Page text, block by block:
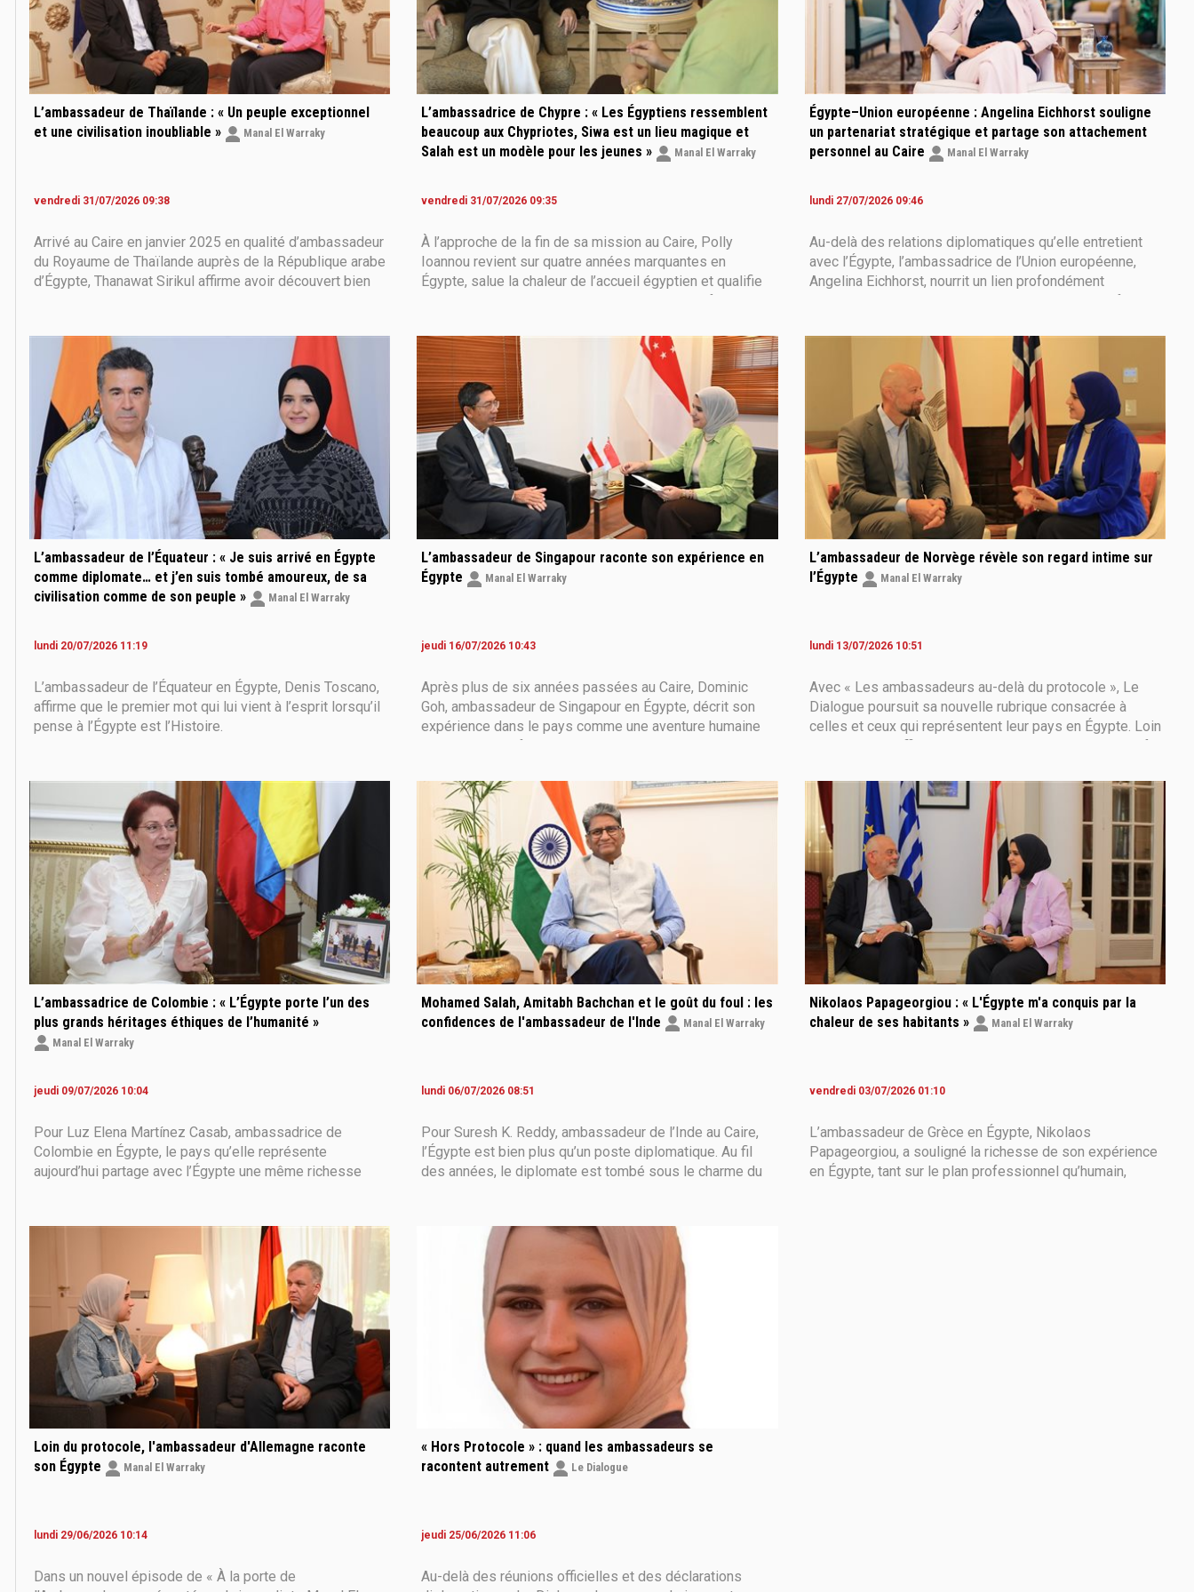
L’ambassadeur de Thaïlande : « Un peuple exceptionnel
et une civilisation inoubliable »
Manal El Warraky
vendredi 31/07/2026 09:38
Arrivé au Caire en janvier 2025 en qualité d’ambassadeur
du Royaume de Thaïlande auprès de la République arabe
d’Égypte, Thanawat Sirikul affirme avoir découvert bien
culturelle, lui permettant d’apprécier la richesse du
patrimoine égyptien, mais surtout la chaleur de son
peuple.
L’ambassadrice de Chypre : « Les Égyptiens ressemblent
beaucoup aux Chypriotes, Siwa est un lieu magique et
Salah est un modèle pour les jeunes »
Manal El Warraky
vendredi 31/07/2026 09:35
À l’approche de la fin de sa mission au Caire, Polly
Ioannou revient sur quatre années marquantes en
Égypte, salue la chaleur de l’accueil égyptien et qualifie
Égypte–Union européenne : Angelina Eichhorst souligne
un partenariat stratégique et partage son attachement
personnel au Caire
Manal El Warraky
lundi 27/07/2026 09:46
Au-delà des relations diplomatiques qu’elle entretient
avec l’Égypte, l’ambassadrice de l’Union européenne,
Angelina Eichhorst, nourrit un lien profondément
plus marquants et sa vision de l’avenir du partenariat
entre Le Caire et Bruxelles, tout en évoquant l’histoire
d’amour qui a commen
L’ambassadeur de l’Équateur : « Je suis arrivé en Égypte
comme diplomate… et j’en suis tombé amoureux, de sa
civilisation comme de son peuple »
Manal El Warraky
lundi 20/07/2026 11:19
L’ambassadeur de l’Équateur en Égypte, Denis Toscano,
affirme que le premier mot qui lui vient à l’esprit lorsqu’il
pense à l’Égypte est l’Histoire.
L’ambassadeur de Singapour raconte son expérience en
Égypte
Manal El Warraky
jeudi 16/07/2026 10:43
Après plus de six années passées au Caire, Dominic
Goh, ambassadeur de Singapour en Égypte, décrit son
expérience dans le pays comme une aventure humaine
et culturelle profondément marquante. Entre patrimoine
égyptien, il estime avoir découvert une Égypte bien plus
vaste que l’image traditionnellement associée aux
pyramides et aux monument
L’ambassadeur de Norvège révèle son regard intime sur
l’Égypte
Manal El Warraky
lundi 13/07/2026 10:51
Avec « Les ambassadeurs au-delà du protocole », Le
Dialogue poursuit sa nouvelle rubrique consacrée à
celles et ceux qui représentent leur pays en Égypte. Loin
des discours officiels, cette série d’entretiens exclusifs
leur quotidien, leur regard sur l’Égypte, leurs habitudes,
leurs passions et les expériences qui marquent leur
séjour.
L’ambassadrice de Colombie : « L’Égypte porte l’un des
plus grands héritages éthiques de l’humanité »
Manal El Warraky
jeudi 09/07/2026 10:04
Pour Luz Elena Martínez Casab, ambassadrice de
Colombie en Égypte, le pays qu’elle représente
aujourd’hui partage avec l’Égypte une même richesse
solidarité. Dans un entretien accordé au magazine Le
Mohamed Salah, Amitabh Bachchan et le goût du foul : les
confidences de l'ambassadeur de l'Inde
Manal El Warraky
lundi 06/07/2026 08:51
Pour Suresh K. Reddy, ambassadeur de l’Inde au Caire,
l’Égypte est bien plus qu’un poste diplomatique. Au fil
des années, le diplomate est tombé sous le charme du
évoque son attachement à « Oum
Nikolaos Papageorgiou : « L'Égypte m'a conquis par la
chaleur de ses habitants »
Manal El Warraky
vendredi 03/07/2026 01:10
L’ambassadeur de Grèce en Égypte, Nikolaos
Papageorgiou, a souligné la richesse de son expérience
en Égypte, tant sur le plan professionnel qu’humain,
Loin du protocole, l'ambassadeur d'Allemagne raconte
son Égypte
Manal El Warraky
lundi 29/06/2026 10:14
Dans un nouvel épisode de « À la porte de
« Hors Protocole » : quand les ambassadeurs se
racontent autrement
Le Dialogue
jeudi 25/06/2026 11:06
Au-delà des réunions officielles et des déclarations